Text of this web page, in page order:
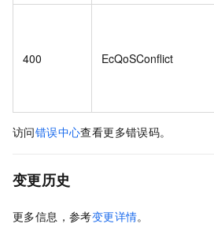
400 EcQoSConflict
访问错误中心查看更多错误码。
变更历史
更多信息，参考变更详情。